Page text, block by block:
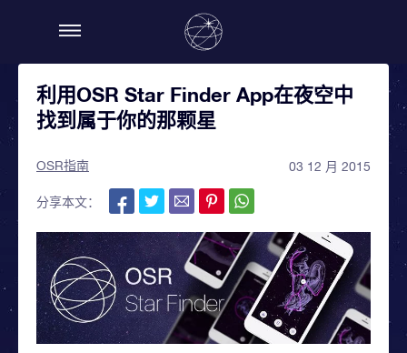
利用OSR Star Finder App在夜空中
找到属于你的那颗星
OSR指南 03 12 月 2015
分享本文：